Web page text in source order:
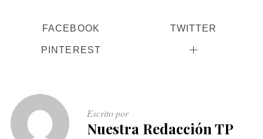
FACEBOOK TWITTER
PINTEREST
Escrito por
Nuestra Redacción TP